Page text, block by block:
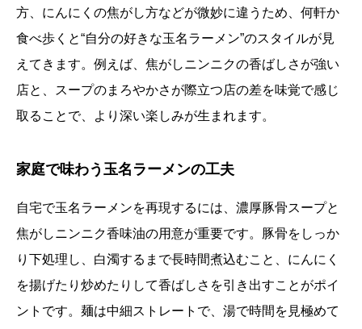
方、にんにくの焦がし方などが微妙に違うため、何軒か
食べ歩くと“自分の好きな玉名ラーメン”のスタイルが見
えてきます。例えば、焦がしニンニクの香ばしさが強い
店と、スープのまろやかさが際立つ店の差を味覚で感じ
取ることで、より深い楽しみが生まれます。
家庭で味わう玉名ラーメンの工夫
自宅で玉名ラーメンを再現するには、濃厚豚骨スープと
焦がしニンニク香味油の用意が重要です。豚骨をしっか
り下処理し、白濁するまで長時間煮込むこと、にんにく
を揚げたり炒めたりして香ばしさを引き出すことがポイ
ントです。麺は中細ストレートで、湯で時間を見極めて